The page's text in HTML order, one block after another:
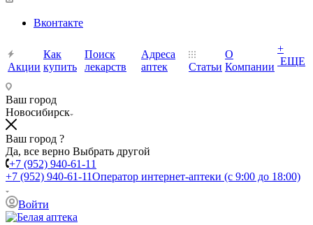
Вконтакте
Акции
Как
купить
Поиск
лекарств
Адреса
аптек
Статьи
О
Компании
+
ЕЩЕ
Ваш город
Новосибирск
Ваш город ?
Да, все верно Выбрать другой
+7 (952) 940-61-11
+7 (952) 940-61-11Оператор интернет-аптеки (с 9:00 до 18:00)
Войти